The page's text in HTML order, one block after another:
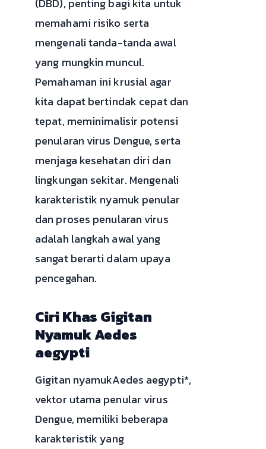
memahami risiko serta
mengenali tanda-tanda awal
yang mungkin muncul.
Pemahaman ini krusial agar
kita dapat bertindak cepat dan
tepat, meminimalisir potensi
penularan virus Dengue, serta
menjaga kesehatan diri dan
lingkungan sekitar. Mengenali
karakteristik nyamuk penular
dan proses penularan virus
adalah langkah awal yang
sangat berarti dalam upaya
pencegahan.
Ciri Khas Gigitan
Nyamuk Aedes
aegypti
Gigitan nyamukAedes aegypti*,
vektor utama penular virus
Dengue, memiliki beberapa
karakteristik yang